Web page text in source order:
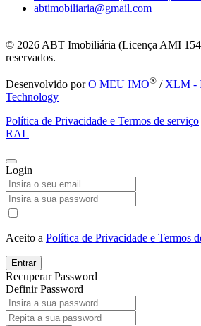
abtimobiliaria@gmail.com
© 2026 ABT Imobiliária (Licença AMI
reservados.
Desenvolvido porO MEU IMO® / XLM -
Technology
Política de Privacidade e Termos de serviço
RAL
Login
Aceito a Política de Privacidade e Termos
Entrar
Recuperar Password
Definir Password